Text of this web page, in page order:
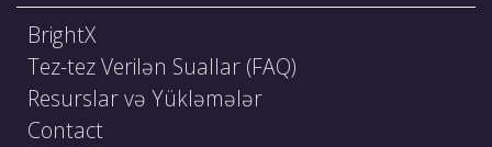
BrightX
Tez-tez Verilən Suallar (FAQ)
Resurslar və Yükləmələr
Contact